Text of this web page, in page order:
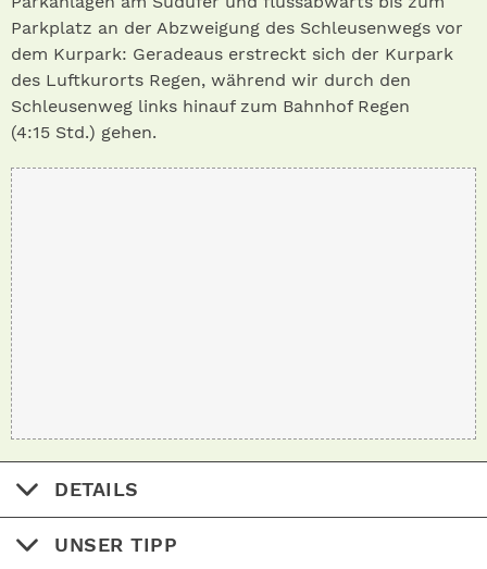
Parkplatz an der Abzweigung des Schleusenwegs vor
dem Kurpark: Geradeaus erstreckt sich der Kurpark
des Luftkurorts Regen, während wir durch den
Schleusenweg links hinauf zum Bahnhof Regen
(4:15 Std.) gehen.
DETAILS
UNSER TIPP